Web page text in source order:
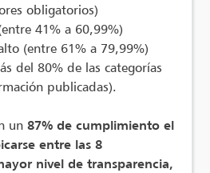
obligatorios)
41% a 60,99%)
(entre 61% a 79,99%)
del 80% de las categorías
publicadas).
un87% de cumplimiento el
entre las 8
nivel de transparencia,